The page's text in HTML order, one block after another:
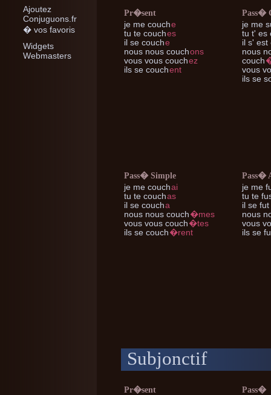
Ajoutez
Conjuguons.fr
� vos favoris
Widgets
Webmasters
Pr�sent
je me couche
tu te couches
il se couche
nous nous couchons
vous vous couchez
ils se couchent
Pass�
je me
tu t' es
il s' est
nous
couch
vous
ils se
Pass� Simple
je me couchai
tu te couchas
il se coucha
nous nous couch�mes
vous vous couch�tes
ils se couch�rent
Pass�
je me
tu te
il se fut
nous
vous
ils se
Subjonctif
Pr�sent
Pass�